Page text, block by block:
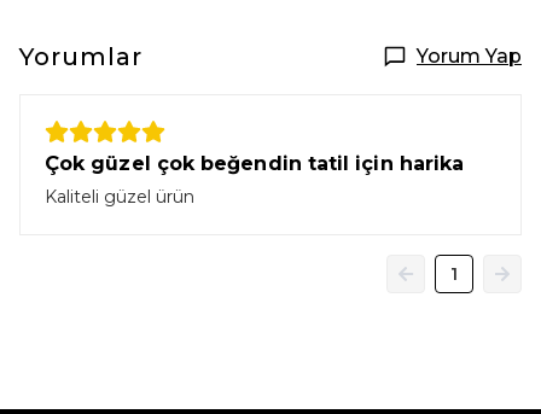
Yorumlar Yorum Yap
Çok güzel çok beğendin tatil için harika
Kaliteli güzel ürün
1